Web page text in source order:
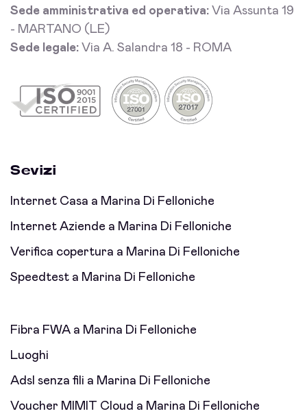
Sede amministrativa ed operativa: Via Assunta 19
- MARTANO (LE)
Sede legale: Via A. Salandra 18 - ROMA
Sevizi
Internet Casa a Marina Di Felloniche
Internet Aziende a Marina Di Felloniche
Verifica copertura a Marina Di Felloniche
Speedtest a Marina Di Felloniche
Fibra FWA a Marina Di Felloniche
Luoghi
Adsl senza fili a Marina Di Felloniche
Voucher MIMIT Cloud a Marina Di Felloniche